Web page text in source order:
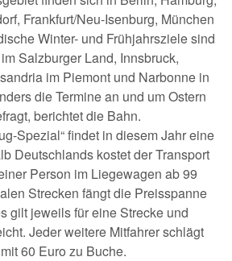
Frankfurt/Neu-Isenburg, München
Winter- und Frühjahrsziele sind
Salzburger Land, Innsbruck,
im Piemont und Narbonne in
die Termine an und um Ostern
berichtet die Bahn.
Spezial“ findet in diesem Jahr eine
Deutschlands kostet der Transport
Person im Liegewagen ab 99
Strecken fängt die Preisspanne
gilt jeweils für eine Strecke und
Jeder weitere Mitfahrer schlägt
60 Euro zu Buche.